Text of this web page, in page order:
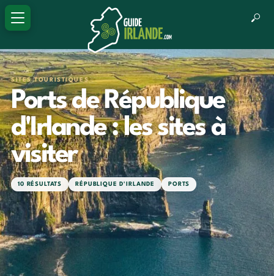
SITES TOURISTIQUES
Ports de République
d'Irlande : les sites à
visiter
10 RÉSULTATS RÉPUBLIQUE D'IRLANDE PORTS